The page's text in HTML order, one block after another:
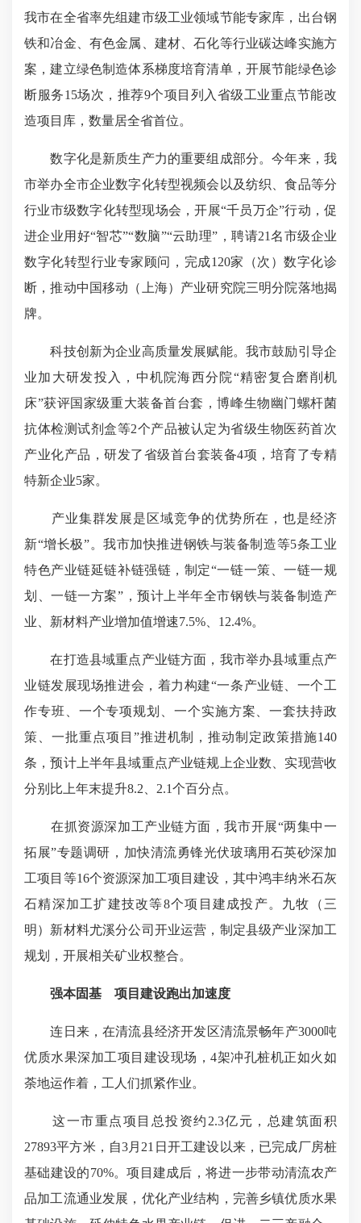
我市在全省率先组建市级工业领域节能专家库，出台钢
铁和冶金、有色金属、建材、石化等行业碳达峰实施方
案，建立绿色制造体系梯度培育清单，开展节能绿色诊
断服务15场次，推荐9个项目列入省级工业重点节能改
造项目库，数量居全省首位。
数字化是新质生产力的重要组成部分。今年来，我
市举办全市企业数字化转型视频会以及纺织、食品等分
行业市级数字化转型现场会，开展“千员万企”行动，促
进企业用好“智芯”“数脑”“云助理”，聘请21名市级企业
数字化转型行业专家顾问，完成120家（次）数字化诊
断，推动中国移动（上海）产业研究院三明分院落地揭
牌。
科技创新为企业高质量发展赋能。我市鼓励引导企
业加大研发投入，中机院海西分院“精密复合磨削机
床”获评国家级重大装备首台套，博峰生物幽门螺杆菌
抗体检测试剂盒等2个产品被认定为省级生物医药首次
产业化产品，研发了省级首台套装备4项，培育了专精
特新企业5家。
产业集群发展是区域竞争的优势所在，也是经济
新“增长极”。我市加快推进钢铁与装备制造等5条工业
特色产业链延链补链强链，制定“一链一策、一链一规
划、一链一方案”，预计上半年全市钢铁与装备制造产
业、新材料产业增加值增速7.5%、12.4%。
在打造县域重点产业链方面，我市举办县域重点产
业链发展现场推进会，着力构建“一条产业链、一个工
作专班、一个专项规划、一个实施方案、一套扶持政
策、一批重点项目”推进机制，推动制定政策措施140
条，预计上半年县域重点产业链规上企业数、实现营收
分别比上年末提升8.2、2.1个百分点。
在抓资源深加工产业链方面，我市开展“两集中一
拓展”专题调研，加快清流勇锋光伏玻璃用石英砂深加
工项目等16个资源深加工项目建设，其中鸿丰纳米石灰
石精深加工扩建技改等8个项目建成投产。九牧（三
明）新材料尤溪分公司开业运营，制定县级产业深加工
规划，开展相关矿业权整合。
强本固基 项目建设跑出加速度
连日来，在清流县经济开发区清流景畅年产3000吨
优质水果深加工项目建设现场，4架冲孔桩机正如火如
荼地运作着，工人们抓紧作业。
这一市重点项目总投资约2.3亿元，总建筑面积
27893平方米，自3月21日开工建设以来，已完成厂房桩
基础建设的70%。项目建成后，将进一步带动清流农产
品加工流通业发展，优化产业结构，完善乡镇优质水果